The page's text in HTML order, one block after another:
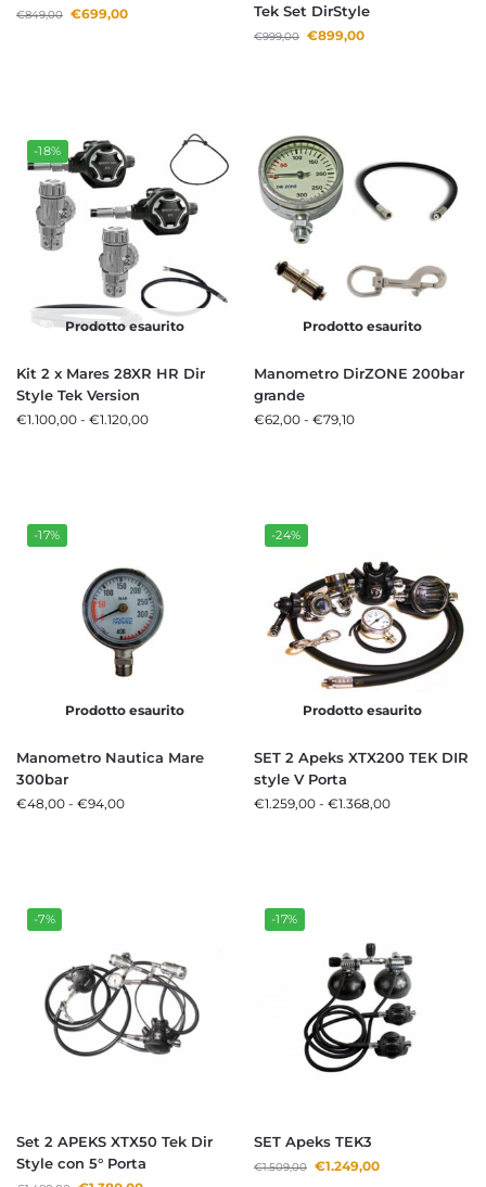
€849,00 €699,00
Tek Set DirStyle
€999,00 €899,00
-18%
Prodotto esaurito
Kit 2 x Mares 28XR HR Dir
Style Tek Version
€1.100,00 - €1.120,00
Prodotto esaurito
Manometro DirZONE 200bar
grande
€62,00 - €79,10
-17%
Prodotto esaurito
Manometro Nautica Mare
300bar
€48,00 - €94,00
-24%
Prodotto esaurito
SET 2 Apeks XTX200 TEK DIR
style V Porta
€1.259,00 - €1.368,00
-7%
Set 2 APEKS XTX50 Tek Dir
Style con 5° Porta
-17%
SET Apeks TEK3
€1.509,00 €1.249,00